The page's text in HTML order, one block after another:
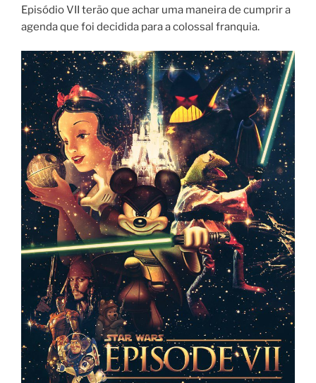
Episódio VII terão que achar uma maneira de cumprir a
agenda que foi decidida para a colossal franquia.